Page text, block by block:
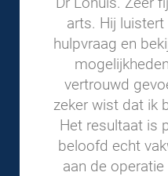
arts. Hij
hulpvraag en
vertrouwd
zeker wist dat ik
Het resultaat is
beloofd echt
aan de